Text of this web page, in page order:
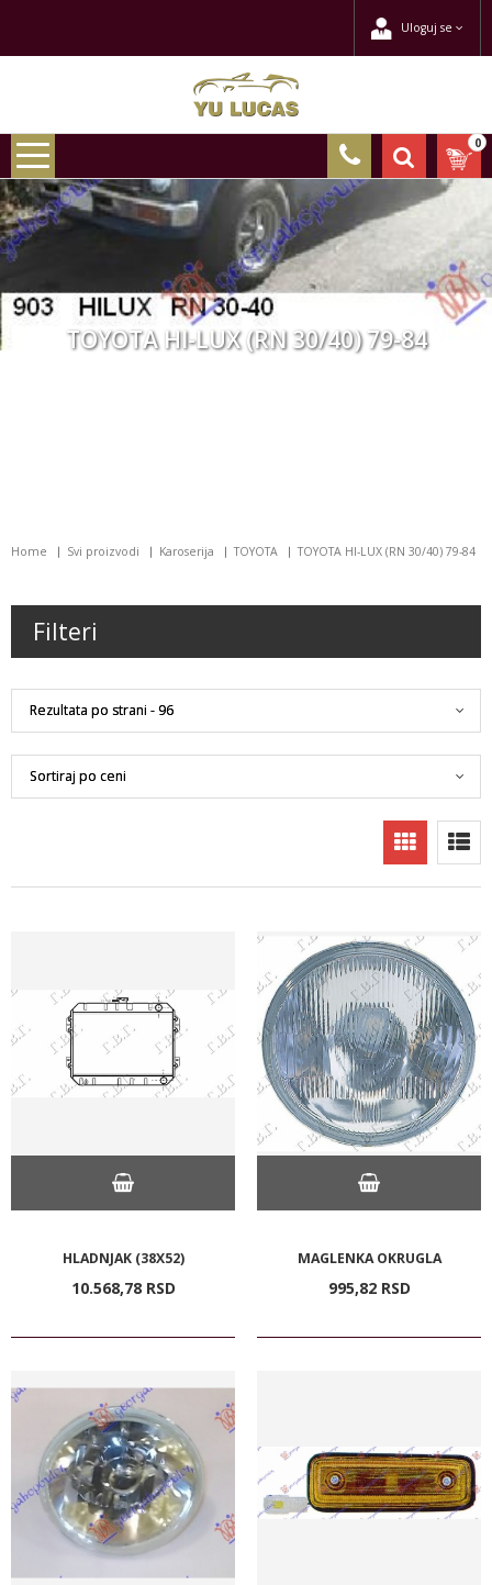
Uloguj se
0
TOYOTA HI-LUX (RN 30/40) 79-84
Home Svi proizvodi Karoserija TOYOTA TOYOTA HI-LUX (RN 30/40) 79-84
Filteri
HLADNJAK (38X52)
10.568,78 RSD
MAGLENKA OKRUGLA
995,82 RSD